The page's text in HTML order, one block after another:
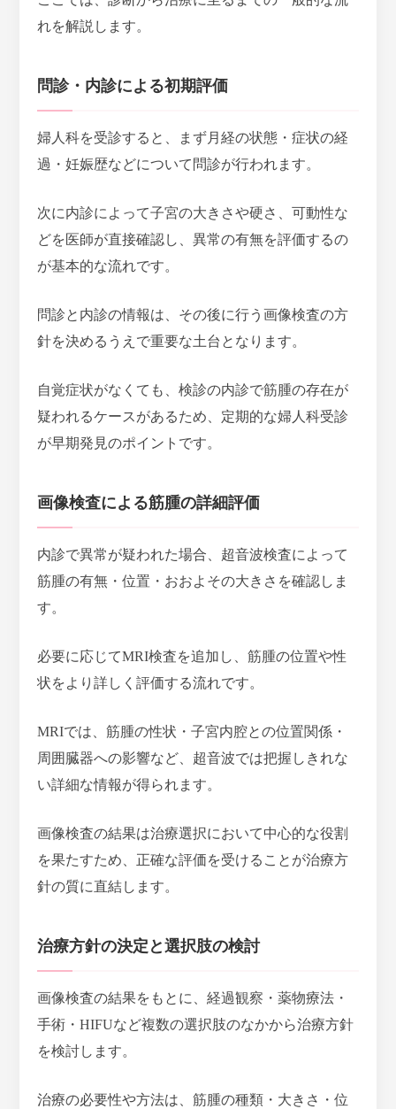
れを解説します。
問診・内診による初期評価
婦人科を受診すると、まず月経の状態・症状の経
過・妊娠歴などについて問診が行われます。
次に内診によって子宮の大きさや硬さ、可動性な
どを医師が直接確認し、異常の有無を評価するの
が基本的な流れです。
問診と内診の情報は、その後に行う画像検査の方
針を決めるうえで重要な土台となります。
自覚症状がなくても、検診の内診で筋腫の存在が
疑われるケースがあるため、定期的な婦人科受診
が早期発見のポイントです。
画像検査による筋腫の詳細評価
内診で異常が疑われた場合、超音波検査によって
筋腫の有無・位置・おおよその大きさを確認しま
す。
必要に応じてMRI検査を追加し、筋腫の位置や性
状をより詳しく評価する流れです。
MRIでは、筋腫の性状・子宮内腔との位置関係・
周囲臓器への影響など、超音波では把握しきれな
い詳細な情報が得られます。
画像検査の結果は治療選択において中心的な役割
を果たすため、正確な評価を受けることが治療方
針の質に直結します。
治療方針の決定と選択肢の検討
画像検査の結果をもとに、経過観察・薬物療法・
手術・HIFUなど複数の選択肢のなかから治療方針
を検討します。
治療の必要性や方法は、筋腫の種類・大きさ・位